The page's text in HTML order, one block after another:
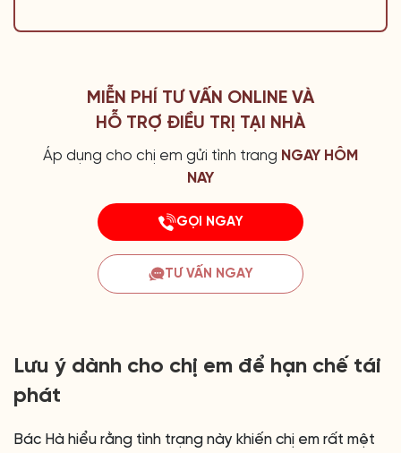
MIỄN PHÍ TƯ VẤN ONLINE VÀ
HỖ TRỢ ĐIỀU TRỊ TẠI NHÀ
Áp dụng cho chị em gửi tình trang NGAY HÔM
NAY
GỌI NGAY
TƯ VẤN NGAY
Lưu ý dành cho chị em để hạn chế tái
phát
Bác Hà hiểu rằng tình trạng này khiến chị em rất mệt